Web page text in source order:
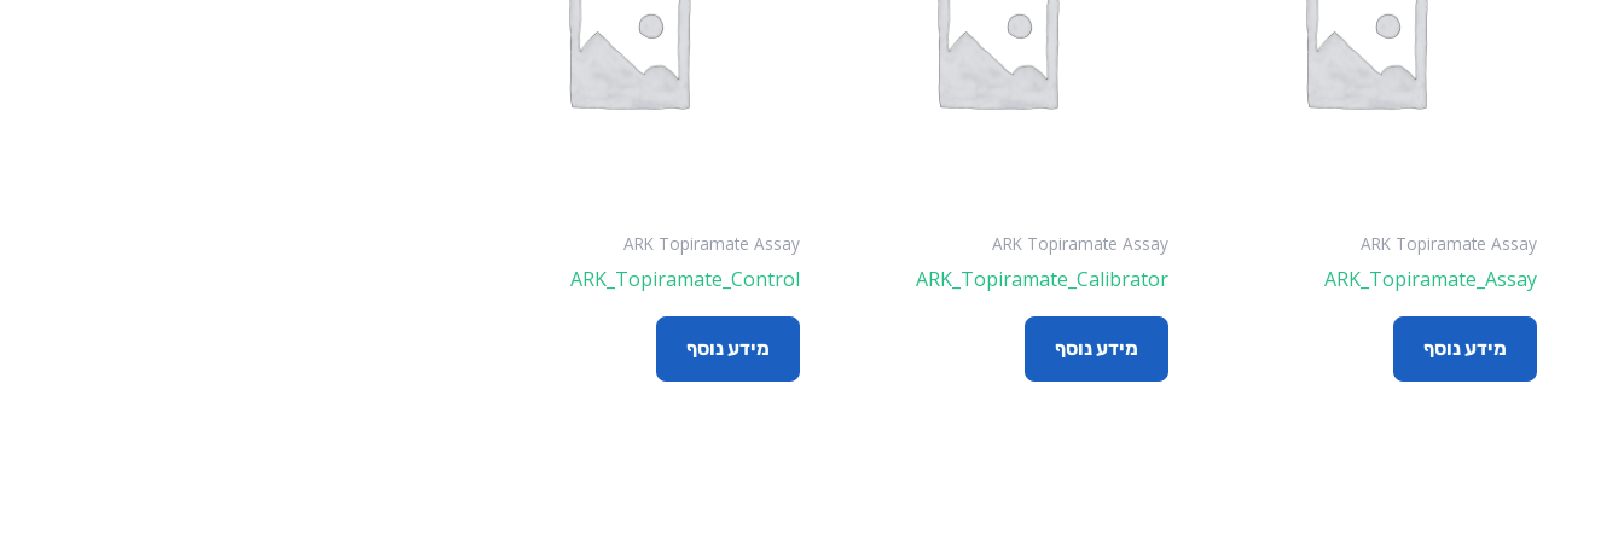
ARK Topiramate Assay
ARK_Topiramate_Assay
מידע נוסף
ARK Topiramate Assay
ARK_Topiramate_Calibrator
מידע נוסף
ARK Topiramate Assay
ARK_Topiramate_Control
מידע נוסף